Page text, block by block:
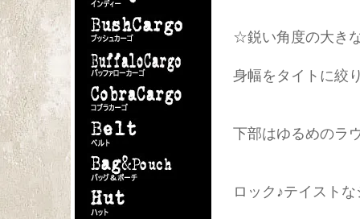
☆鋭い角度の大き
身幅をタイトに絞
下部はゆるめのラ
ロック♪テイスト